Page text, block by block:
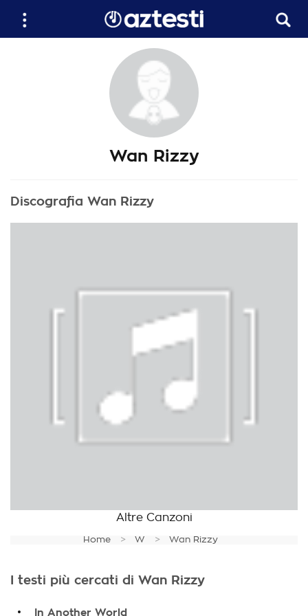
Wan Rizzy
Discografia Wan Rizzy
Altre Canzoni
Home W Wan Rizzy
I testi più cercati di Wan Rizzy
. In Another World